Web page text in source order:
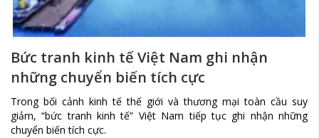
Bức tranh kinh tế Việt Nam ghi nhận
những chuyển biến tích cực
Trong bối cảnh kinh tế thế giới và thương mại toàn cầu suy
giảm, “bức tranh kinh tế” Việt Nam tiếp tục ghi nhận những
chuyển biến tích cực.